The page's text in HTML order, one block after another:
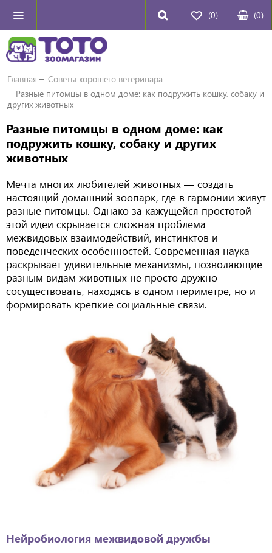
(0) (0)
Главная
Советы хорошего ветеринара
Разные питомцы в одном доме: как подружить кошку, собаку и
других животных
Разные питомцы в одном доме: как
подружить кошку, собаку и других
животных
Мечта многих любителей животных — создать
настоящий домашний зоопарк, где в гармонии живут
разные питомцы. Однако за кажущейся простотой
этой идеи скрывается сложная проблема
межвидовых взаимодействий, инстинктов и
поведенческих особенностей. Современная наука
раскрывает удивительные механизмы, позволяющие
разным видам животных не просто дружно
сосуществовать, находясь в одном периметре, но и
формировать крепкие социальные связи.
Нейробиология межвидовой дружбы